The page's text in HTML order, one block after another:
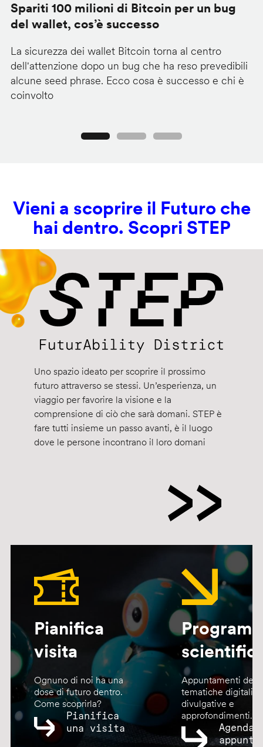
Spariti 100 milioni di Bitcoin per un bug
del wallet, cos’è successo
La sicurezza dei wallet Bitcoin torna al centro
dell'attenzione dopo un bug che ha reso prevedibili
alcune seed phrase. Ecco cosa è successo e chi è
coinvolto
Vieni a scoprire il Futuro che
hai dentro. Scopri STEP
Uno spazio ideato per scoprire il prossimo
futuro attraverso se stessi. Un’esperienza, un
viaggio per favorire la visione e la
comprensione di ciò che sarà domani. STEP è
fare tutti insieme un passo avanti, è il luogo
dove le persone incontrano il loro domani
Pianifica
visita
Ognuno di noi ha una
dose di futuro dentro.
Come scoprirla?
Pianifica
una visita
Appuntamenti
tematiche digitali,
divulgative e
approfondimenti.
Agenda